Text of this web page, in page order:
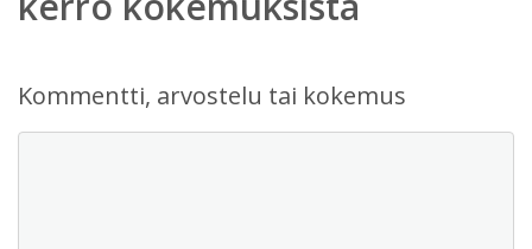
Kommentti, arvostelu tai kokemus